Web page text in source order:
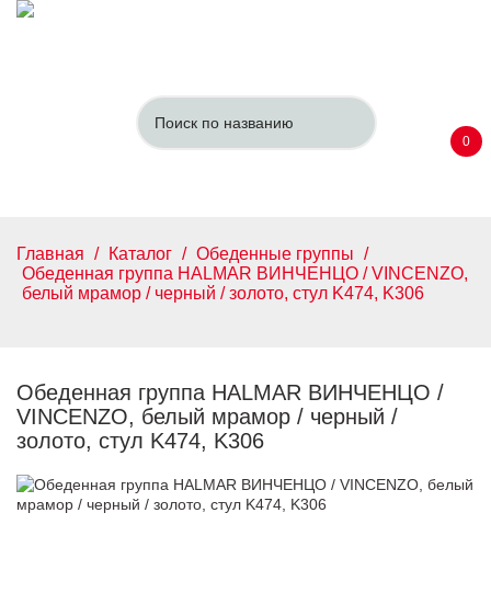
0
Главная / Каталог / Обеденные группы /
Обеденная группа HALMAR ВИНЧЕНЦО / VINCENZO,
белый мрамор / черный / золото, стул K474, K306
Обеденная группа HALMAR ВИНЧЕНЦО /
VINCENZO, белый мрамор / черный /
золото, стул K474, K306